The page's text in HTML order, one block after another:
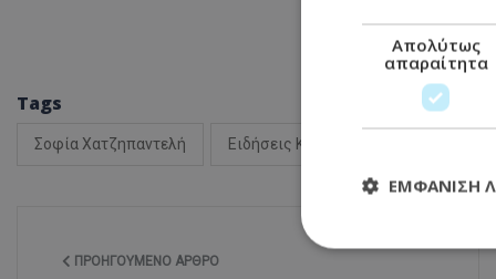
Tags
Σοφία Χατζηπαντελή Ειδήσεις Κύπρος
ΠΡΟΗΓΟΎΜΕΝΟ ΆΡΘΡΟ
Απολύτως
απαραίτητα
ΕΜΦΆΝΙΣΗ